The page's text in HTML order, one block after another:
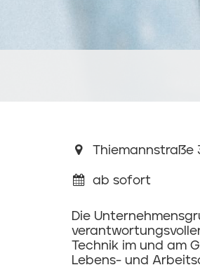
Thiemannstraße
ab sofort
Die
Technik im und am
Lebens- und